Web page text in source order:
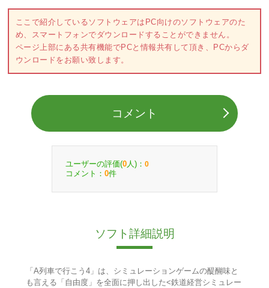
ここで紹介しているソフトウェアはPC向けのソフトウェアのた
め、スマートフォンでダウンロードすることができません。
ページ上部にある共有機能でPCと情報共有して頂き、PCからダ
ウンロードをお願い致します。
コメント
ユーザーの評価(0 人)： 0
コメント： 0件
ソフト詳細説明
「A列車で行こう4」は、シミュレーションゲームの醍醐味と
も言える「自由度」を全面に押し出した<鉄道経営シミュレー